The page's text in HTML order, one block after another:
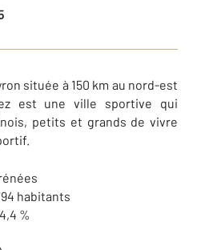
située à 150 km au nord-est
est une ville sportive qui
petits et grands de vivre
habitants
%